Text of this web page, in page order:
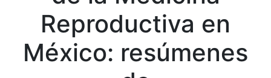
Reproductiva en
México: resúmenes